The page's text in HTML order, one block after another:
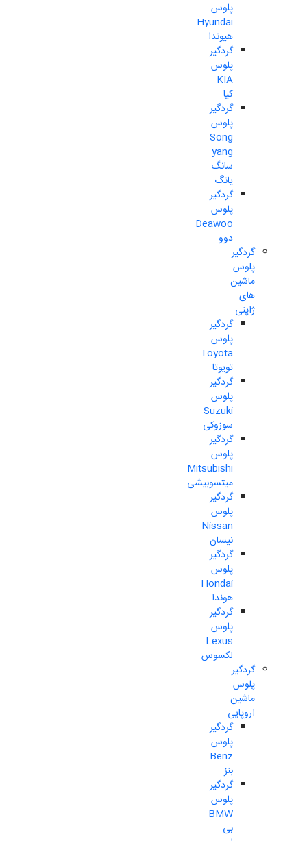
پلوس
Hyundai
هیوندا
گردگیر
پلوس
KIA
کیا
گردگیر
پلوس
Song
yang
سانگ
یانگ
گردگیر
پلوس
Deawoo
دوو
گردگیر
پلوس
ماشین
های
ژاپنی
گردگیر
پلوس
Toyota
تویوتا
گردگیر
پلوس
Suzuki
سوزوکی
گردگیر
پلوس
Mitsubishi
میتسوبیشی
گردگیر
پلوس
Nissan
نیسان
گردگیر
پلوس
Hondai
هوندا
گردگیر
پلوس
Lexus
لکسوس
گردگیر
پلوس
ماشین
اروپایی
گردگیر
پلوس
Benz
بنز
گردگیر
پلوس
BMW
بی